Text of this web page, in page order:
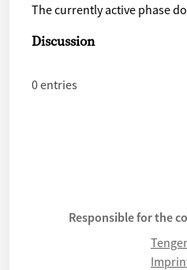
The currently active phase
Discussion
0 entries
Responsible for the